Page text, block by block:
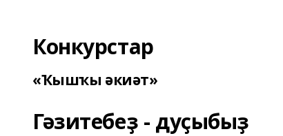
Конкурстар
«Ҡышҡы әкиәт»
Гәзитебеҙ - дуҫыбыҙ